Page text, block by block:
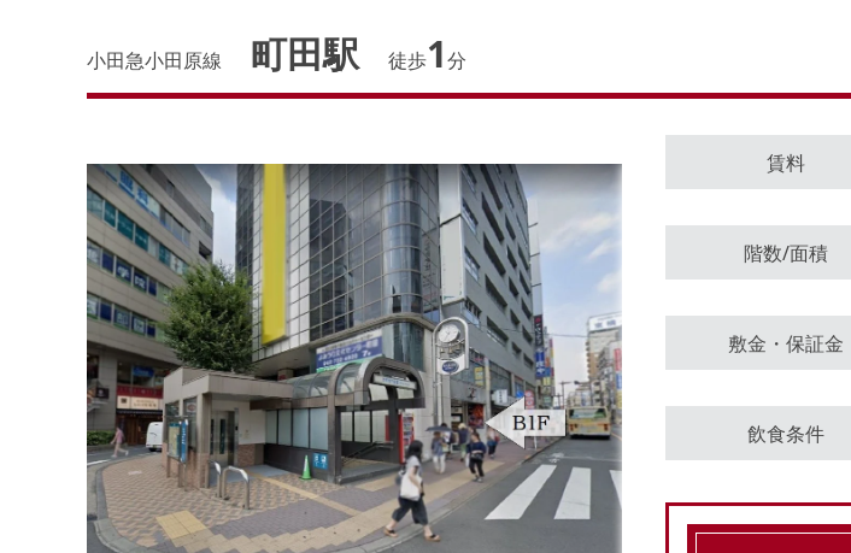
小田急小田原線 町田駅 徒歩1分
ロ
物件情報の全
賃料
階数/面積
敷金・保証金
飲食条件